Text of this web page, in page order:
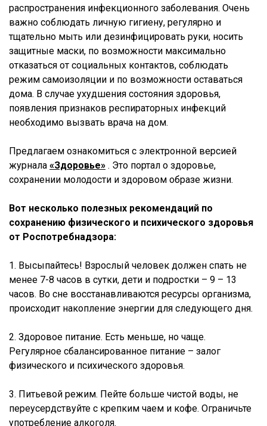
распространения инфекционного заболевания. Очень
важно соблюдать личную гигиену, регулярно и
тщательно мыть или дезинфицировать руки, носить
защитные маски, по возможности максимально
отказаться от социальных контактов, соблюдать
режим самоизоляции и по возможности оставаться
дома. В случае ухудшения состояния здоровья,
появления признаков респираторных инфекций
необходимо вызвать врача на дом.
Предлагаем ознакомиться с электронной версией
журнала «Здоровье» . Это портал о здоровье,
сохранении молодости и здоровом образе жизни.
Вот несколько полезных рекомендаций по
сохранению физического и психического здоровья
от Роспотребнадзора:
1. Высыпайтесь! Взрослый человек должен спать не
менее 7-8 часов в сутки, дети и подростки – 9 – 13
часов. Во сне восстанавливаются ресурсы организма,
происходит накопление энергии для следующего дня.
2. Здоровое питание. Есть меньше, но чаще.
Регулярное сбалансированное питание – залог
физического и психического здоровья.
3. Питьевой режим. Пейте больше чистой воды, не
переусердствуйте с крепким чаем и кофе. Ограничьте
употребление алкоголя.